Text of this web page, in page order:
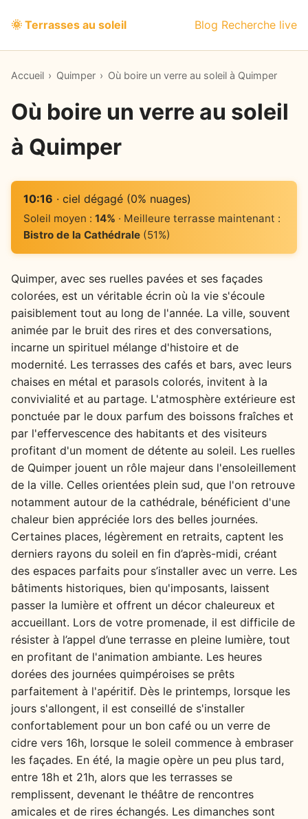
🌞 Terrasses au soleil Blog Recherche live
Accueil › Quimper › Où boire un verre au soleil à Quimper
Où boire un verre au soleil
à Quimper
10:16 · ciel dégagé (0% nuages)
Soleil moyen : 14% · Meilleure terrasse maintenant :
Bistro de la Cathédrale(51%)
Quimper, avec ses ruelles pavées et ses façades
colorées, est un véritable écrin où la vie s'écoule
paisiblement tout au long de l'année. La ville, souvent
animée par le bruit des rires et des conversations,
incarne un spirituel mélange d'histoire et de
modernité. Les terrasses des cafés et bars, avec leurs
chaises en métal et parasols colorés, invitent à la
convivialité et au partage. L'atmosphère extérieure est
ponctuée par le doux parfum des boissons fraîches et
par l'effervescence des habitants et des visiteurs
profitant d'un moment de détente au soleil. Les ruelles
de Quimper jouent un rôle majeur dans l'ensoleillement
de la ville. Celles orientées plein sud, que l'on retrouve
notamment autour de la cathédrale, bénéficient d'une
chaleur bien appréciée lors des belles journées.
Certaines places, légèrement en retraits, captent les
derniers rayons du soleil en fin d’après-midi, créant
des espaces parfaits pour s’installer avec un verre. Les
bâtiments historiques, bien qu'imposants, laissent
passer la lumière et offrent un décor chaleureux et
accueillant. Lors de votre promenade, il est difficile de
résister à l’appel d’une terrasse en pleine lumière, tout
en profitant de l'animation ambiante. Les heures
dorées des journées quimpéroises se prêts
parfaitement à l'apéritif. Dès le printemps, lorsque les
jours s'allongent, il est conseillé de s'installer
confortablement pour un bon café ou un verre de
cidre vers 16h, lorsque le soleil commence à embraser
les façades. En été, la magie opère un peu plus tard,
entre 18h et 21h, alors que les terrasses se
remplissent, devenant le théâtre de rencontres
amicales et de rires échangés. Les dimanches sont